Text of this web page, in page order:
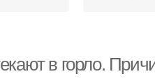
в горло.